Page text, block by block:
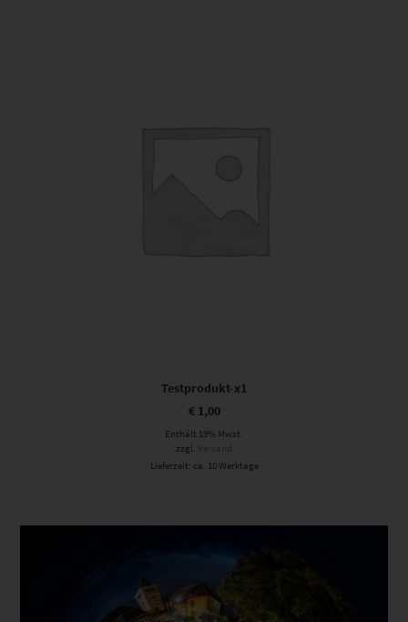
Testprodukt-x1
€1,00
Enthält 19% Mwst.
zzgl.
Versand
Lieferzeit: ca. 10 Werktage
Dieses Produkt weist mehrere Varianten auf. Die Optionen können auf der Produktseite gewählt werden